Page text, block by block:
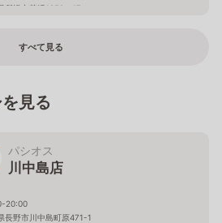
所沢市荒幡1359－17
すべて見る
見る
パシオス
川中島店
20:00
長野市川中島町原471-1